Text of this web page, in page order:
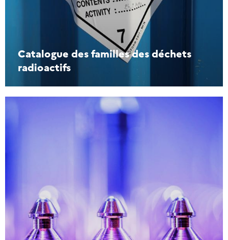
Catalogue des familles des déchets
radioactifs